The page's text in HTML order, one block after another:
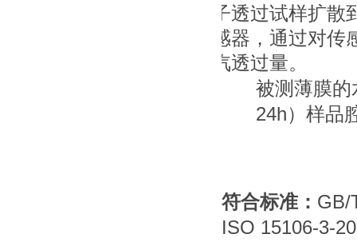
子透过试样扩
感器，通过对
汽透过量。
被测薄膜
24h）样品
符合标准 ： GB/
ISO 15106-3-